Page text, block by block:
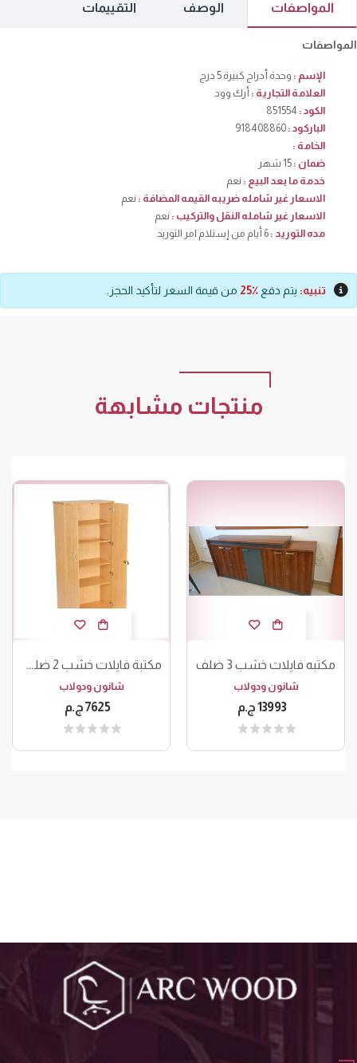
المواصفات الوصف التقييمات
المواصفات
الإسم : وحدة أدراج كبيرة 5 درج
العلامة التجارية : أرك وود
الكود : 851554
الباركود : 918408860
الخامة :
ضمان : 15 شهر
خدمة ما بعد البيع : نعم
الاسعار غير شامله ضريبه القيمه المضافة : نعم
الاسعار غير شامله النقل والتركيب : نعم
مده التوريد : 6 أيام من إستلام امر التوريد
تنبيه: يتم دفع ٪25 من قيمة السعر لتأكيد الحجز.
منتجات مشابهة
مكتبه فايلات خشب 3 ضلف
شانون ودولاب
13993 ج.م
م
كتبة فايلات خشب 2 ضلف 5 أرفف
شانون ودولاب
7625 ج.م